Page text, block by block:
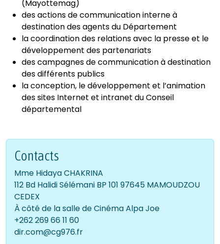
(Mayottemag)
des actions de communication interne à
destination des agents du Département
la coordination des relations avec la presse et le
développement des partenariats
des campagnes de communication à destination
des différents publics
la conception, le développement et l’animation
des sites Internet et intranet du Conseil
départemental
Contacts
Mme Hidaya CHAKRINA
112 Bd Halidi Sélémani BP 101 97645 MAMOUDZOU
CEDEX
À côté de la salle de Cinéma Alpa Joe
+262 269 66 11 60
dir.com@cg976.fr